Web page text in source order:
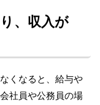
、収入が
くなると、給与や
社員や公務員の場